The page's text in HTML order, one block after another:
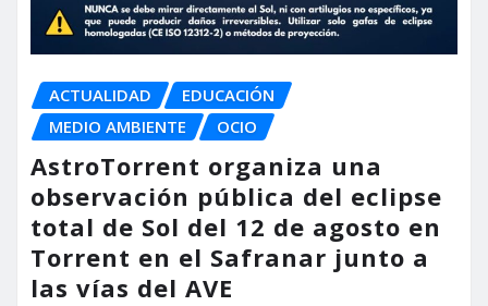
ACTUALIDAD
EDUCACIÓN
MEDIO AMBIENTE
OCIO
AstroTorrent organiza una
observación pública del eclipse
total de Sol del 12 de agosto en
Torrent en el Safranar junto a
las vías del AVE